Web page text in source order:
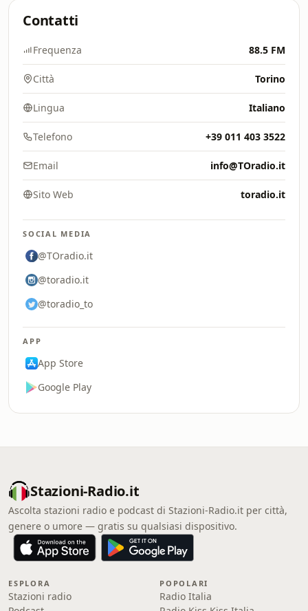
Contatti
Frequenza 88.5 FM
Città Torino
Lingua Italiano
Telefono +39 011 403 3522
Email info@TOradio.it
Sito Web toradio.it
SOCIAL MEDIA
@TOradio.it
@toradio.it
@toradio_to
APP
App Store
Google Play
Stazioni-Radio.it
Ascolta stazioni radio e podcast di Stazioni-Radio.it per città,
genere o umore — gratis su qualsiasi dispositivo.
ESPLORA
Stazioni radio
POPOLARI
Radio Italia